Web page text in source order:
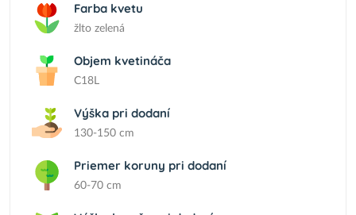
Farba kvetu
žlto zelená
Objem kvetináča
C18L
Výška pri dodaní
130-150 cm
Priemer koruny pri dodaní
60-70 cm